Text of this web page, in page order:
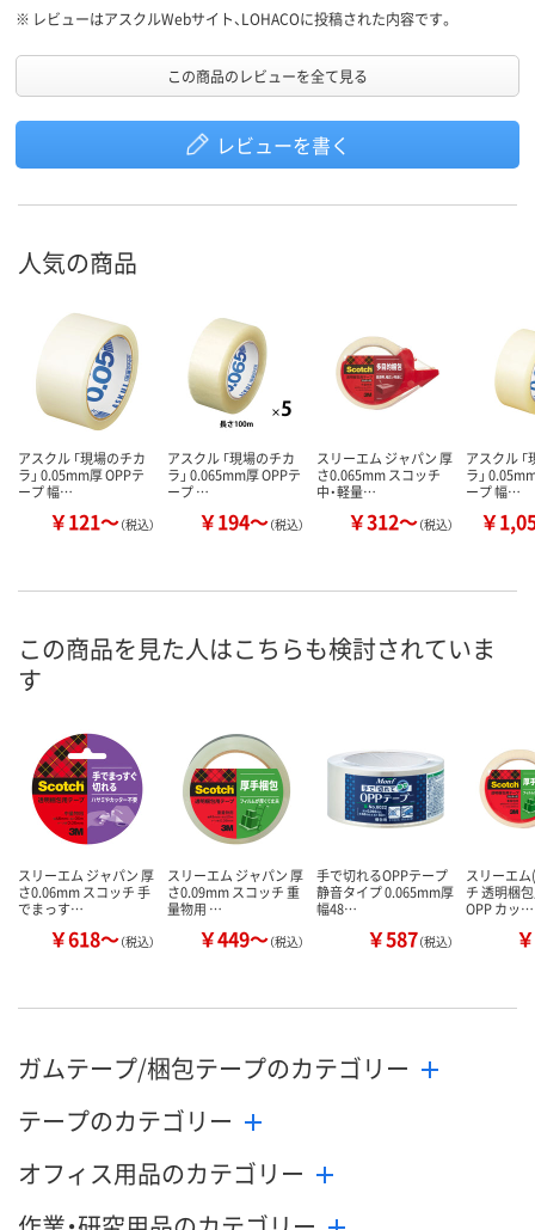
※ レビューはアスクルWebサイト、LOHACOに投稿された内容です。
この商品のレビューを全て見る
レビューを書く
人気の商品
アスクル 「現場のチカ
ラ」 0.05mm厚 OPPテ
ープ 幅…
￥121～（税込）
アスクル 「現場のチカ
ラ」 0.065mm厚 OPPテ
ープ …
￥194～（税込）
スリーエム ジャパン 厚
さ0.065mm スコッチ
中・軽量…
￥312～（税込）
アスクル
ラ」
ープ 幅…
￥
この商品を見た人はこちらも検討されていま
す
スリーエム ジャパン 厚
さ0.06mm スコッチ 手
でまっす…
￥618～（税込）
スリーエム ジャパン 厚
さ0.09mm スコッチ 重
量物用 …
￥449～（税込）
手で切れるOPPテープ
静音タイプ 0.065mm厚
幅48…
￥587（税込）
スリーエ
チ 透明梱
OPP カッ…
ガムテープ/梱包テープのカテゴリー
テープのカテゴリー
オフィス用品のカテゴリー